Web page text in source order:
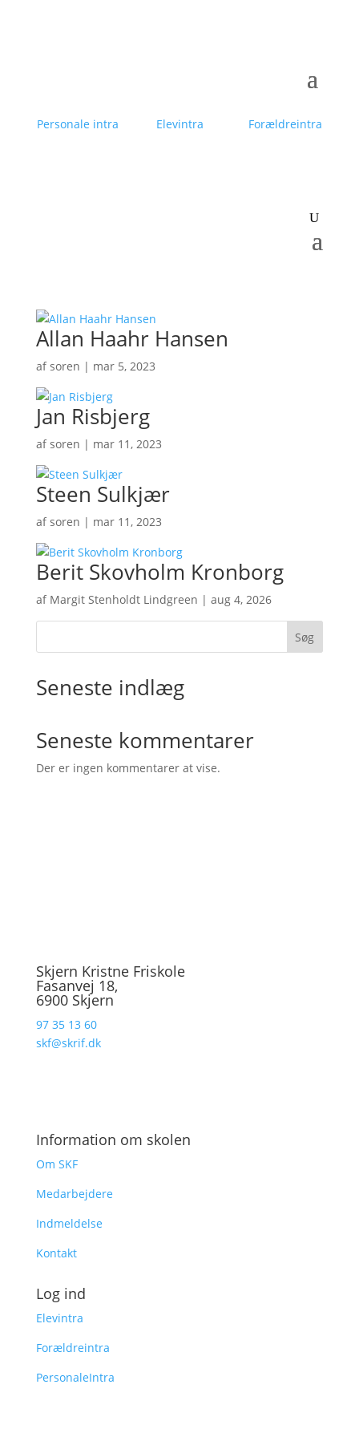
Personale intra Elevintra Forældreintra
Allan Haahr Hansen
afsoren | mar 5, 2023
Jan Risbjerg
afsoren | mar 11, 2023
Steen Sulkjær
afsoren | mar 11, 2023
Berit Skovholm Kronborg
af Margit Stenholdt Lindgreen | aug 4, 2026
Søg
Seneste indlæg
Seneste kommentarer
Der er ingen kommentarer at vise.
Skjern Kristne Friskole
Fasanvej 18,
6900 Skjern
97 35 13 60
skf@skrif.dk
Information om skolen
Om SKF
Medarbejdere
Indmeldelse
Kontakt
Log ind
Elevintra
Forældreintra
PersonaleIntra